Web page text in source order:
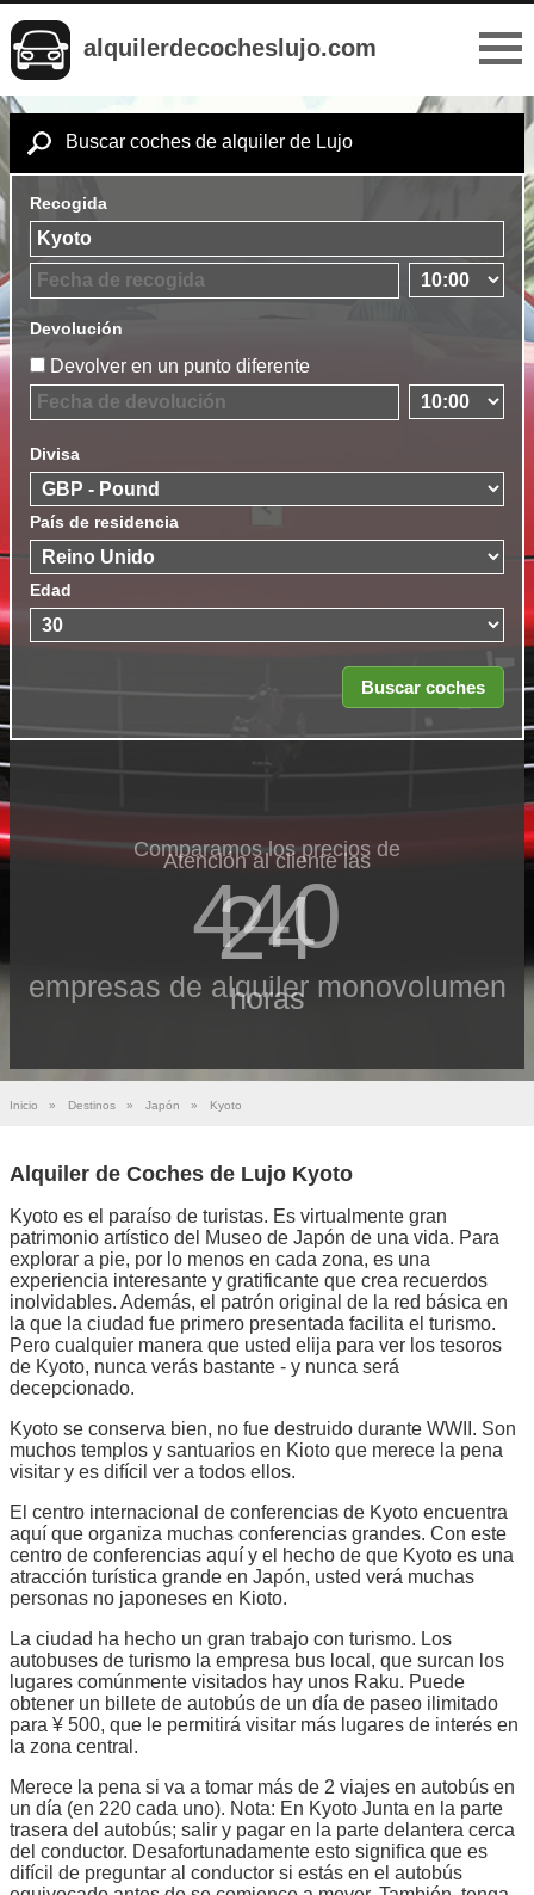
alquilerdecocheslujo.com
Buscar coches de alquiler de Lujo
Recogida
Devolución
Devolver en un punto diferente
Divisa
País de residencia
Edad
Comparamos los precios de
440
empresas de alquiler monovolumen
Atención al cliente las
24
horas
Inicio » Destinos » Japón » Kyoto
Alquiler de Coches de Lujo Kyoto
Kyoto es el paraíso de turistas. Es virtualmente gran
patrimonio artístico del Museo de Japón de una vida. Para
explorar a pie, por lo menos en cada zona, es una
experiencia interesante y gratificante que crea recuerdos
inolvidables. Además, el patrón original de la red básica en
la que la ciudad fue primero presentada facilita el turismo.
Pero cualquier manera que usted elija para ver los tesoros
de Kyoto, nunca verás bastante - y nunca será
decepcionado.
Kyoto se conserva bien, no fue destruido durante WWII. Son
muchos templos y santuarios en Kioto que merece la pena
visitar y es difícil ver a todos ellos.
El centro internacional de conferencias de Kyoto encuentra
aquí que organiza muchas conferencias grandes. Con este
centro de conferencias aquí y el hecho de que Kyoto es una
atracción turística grande en Japón, usted verá muchas
personas no japoneses en Kioto.
La ciudad ha hecho un gran trabajo con turismo. Los
autobuses de turismo la empresa bus local, que surcan los
lugares comúnmente visitados hay unos Raku. Puede
obtener un billete de autobús de un día de paseo ilimitado
para ¥ 500, que le permitirá visitar más lugares de interés en
la zona central.
Merece la pena si va a tomar más de 2 viajes en autobús en
un día (en 220 cada uno). Nota: En Kyoto Junta en la parte
trasera del autobús; salir y pagar en la parte delantera cerca
del conductor. Desafortunadamente esto significa que es
difícil de preguntar al conductor si estás en el autobús